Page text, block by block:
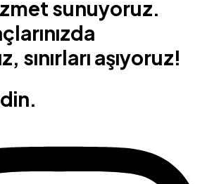
sunuyoruz.
sınırları aşıyoruz!